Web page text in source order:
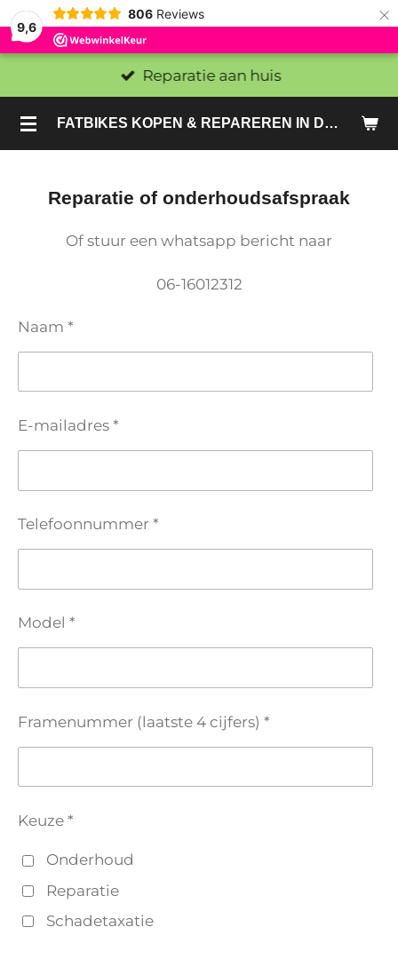
9,6
806 Reviews ×
FATBIKES KOPEN & REPAREREN IN DEN HAAG EN ZOETERMEER - SACHE BIKES
Reparatie aan huis
Reparatie of onderhoudsafspraak
Of stuur een whatsapp bericht naar
06-16012312
Naam *
E-mailadres *
Telefoonnummer *
Model *
Framenummer (laatste 4 cijfers) *
Keuze *
Onderhoud
Reparatie
Schadetaxatie